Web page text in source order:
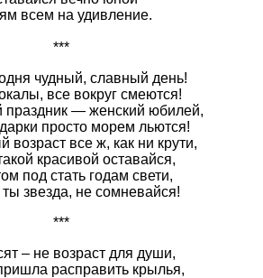
всем на удивление.
***
чудный, славный день!
все вокруг смеются!
праздник — женский юбилей,
просто морем льются!
возраст все ж, как ни крути,
красивой оставайся,
под стать годам свети,
звезда, не сомневайся!
***
– не возраст для души,
расправить крылья,